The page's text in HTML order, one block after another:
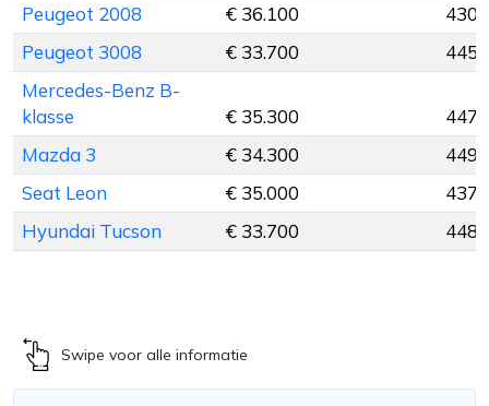
Peugeot 2008
€ 36.100
430
Peugeot 3008
€ 33.700
445
Mercedes-Benz B-
klasse
€ 35.300
447
Mazda 3
€ 34.300
449
Seat Leon
€ 35.000
437
Hyundai Tucson
€ 33.700 448
Swipe voor alle informatie